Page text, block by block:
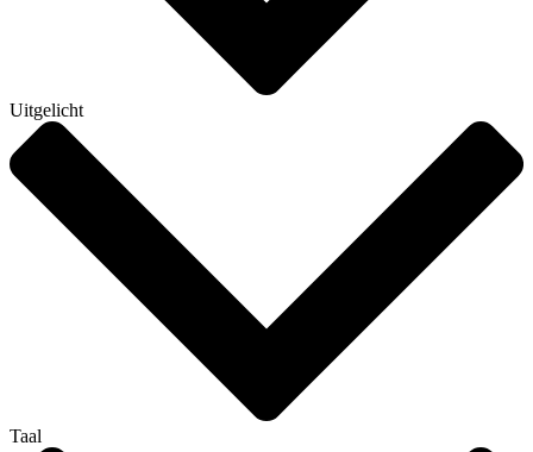
Uitgelicht
Taal